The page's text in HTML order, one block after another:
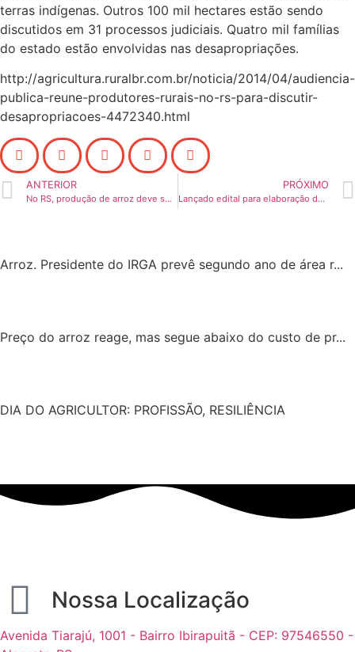
terras indígenas. Outros 100 mil hectares estão sendo
discutidos em 31 processos judiciais. Quatro mil famílias
do estado estão envolvidas nas desapropriações.
http://agricultura.ruralbr.com.br/noticia/2014/04/audiencia-
publica-reune-produtores-rurais-no-rs-para-discutir-
desapropriacoes-4472340.html
ANTERIOR
No RS, produção de arroz deve ser 4% maior que a da safra passada
PRÓXIMO
Lançado edital para elaboração de projetos executivos de 73 armazéns
Arroz. Presidente do IRGA prevê segundo ano de área r...
Preço do arroz reage, mas segue abaixo do custo de pr...
DIA DO AGRICULTOR: PROFISSÃO, RESILIÊNCIA
Nossa Localização
Avenida Tiarajú, 1001 - Bairro Ibirapuitã - CEP: 97546550 -